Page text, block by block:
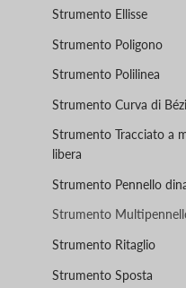
Strumento Ellisse
Strumento Poligono
Strumento Polilinea
Strumento Curva di
Strumento Tracciato a
libera
Strumento Pennello
Strumento
Strumento Ritaglio
Strumento Sposta